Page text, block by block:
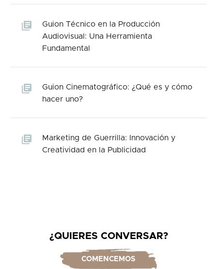
Guion Técnico en la Producción
Audiovisual: Una Herramienta
Fundamental
Guion Cinematográfico: ¿Qué es y cómo
hacer uno?
Marketing de Guerrilla: Innovación y
Creatividad en la Publicidad
¿QUIERES CONVERSAR?
COMENCEMOS